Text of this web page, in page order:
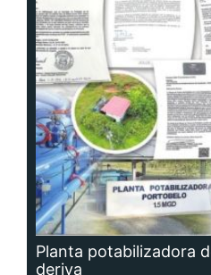
Planta potabilizadora
deriva